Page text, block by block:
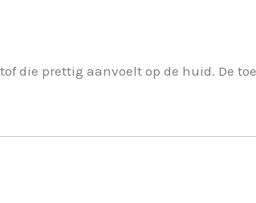
die prettig aanvoelt op de huid. De